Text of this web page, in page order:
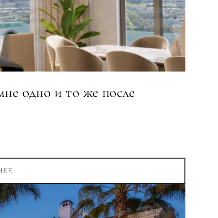
одно и то же после
проживание